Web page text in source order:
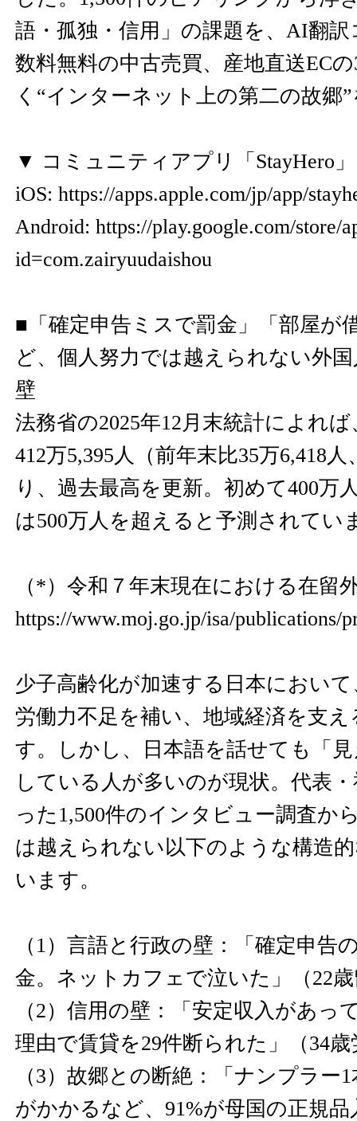
語・孤独・信用」の課題を、AI翻
数料無料の中古売買、産地直送EC
く“インターネット上の第二の故郷
▼ コミュニティアプリ「StayHero
iOS: https://apps.apple.com/jp/app/
Android: https://play.google.com/store/
id=com.zairyuudaishou
■「確定申告ミスで罰金」「部屋が
ど、個人努力では越えられない外
壁
法務省の2025年12月末統計によれ
412万5,395人（前年末比35万6,418
り、過去最高を更新。初めて400万
は500万人を超えると予測されてい
（*）令和７年末現在における在留
https://www.moj.go.jp/isa/publications/
少子高齢化が加速する日本におい
労働力不足を補い、地域経済を支
す。しかし、日本語を話せても「
している人が多いのが現状。代表
った1,500件のインタビュー調査か
は越えられない以下のような構造
います。
（1）言語と行政の壁：「確定申告
金。ネットカフェで泣いた」（22
（2）信用の壁：「安定収入があっ
理由で賃貸を29件断られた」（34歳
（3）故郷との断絶：「ナンプラー
がかかるなど、91%が母国の正規品